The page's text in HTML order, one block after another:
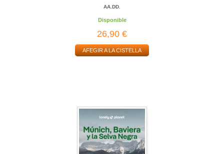
AA.DD.
Disponible
26,90 €
AFEGIR A LA CISTELLA